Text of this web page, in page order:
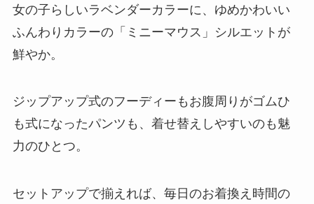
女の子らしいラベンダーカラーに、ゆめかわいい
ふんわりカラーの「ミニーマウス」シルエットが
鮮やか。
ジップアップ式のフーディーもお腹周りがゴムひ
も式になったパンツも、着せ替えしやすいのも魅
力のひとつ。
セットアップで揃えれば、毎日のお着換え時間の